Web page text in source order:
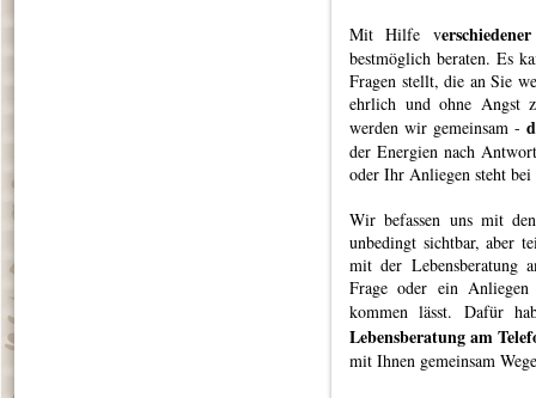
Mit Hilfe v
bestmöglich beraten. Es
Fragen stellt, die an Sie
ehrlich und ohne Angst
werden wir gemeinsam -
der Energien nach
oder Ihr Anliegen steht bei
Wir befassen uns mit
unbedingt sichtbar, aber
mit der Lebensberatung
Frage oder ein
kommen lässt. Dafür
Lebensberatung am
mit Ihnen gemeinsam